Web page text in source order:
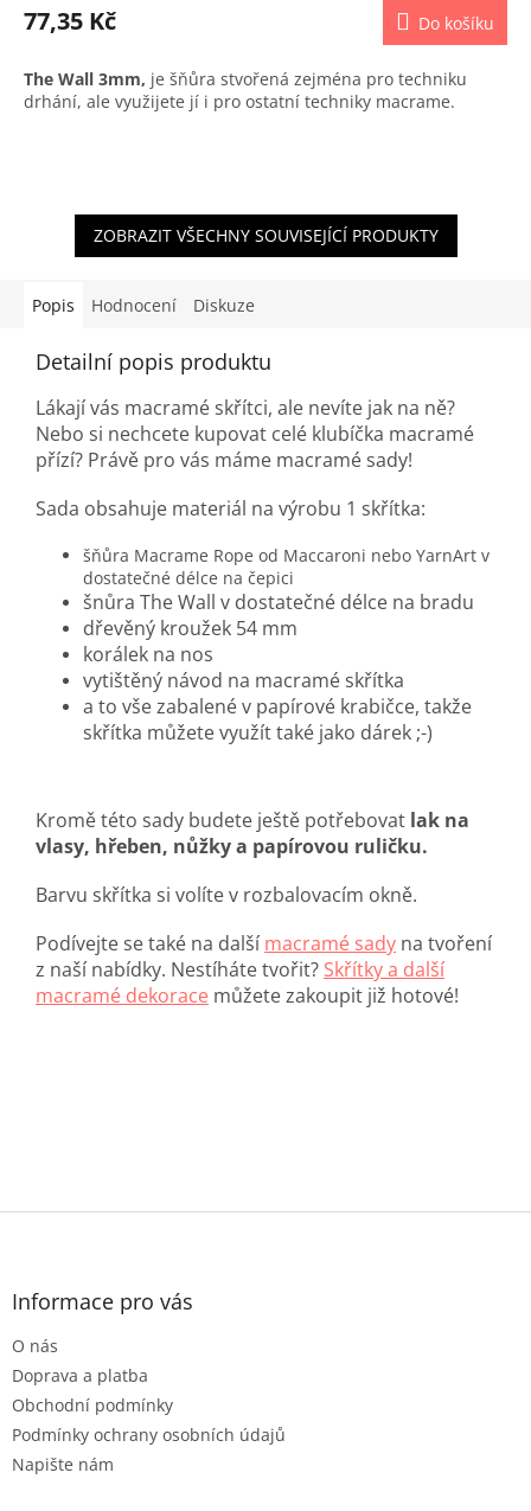
77,35 Kč Do košíku
The Wall 3mm, je šňůra stvořená zejména pro techniku
drhání, ale využijete jí i pro ostatní techniky macrame.
ZOBRAZIT VŠECHNY SOUVISEJÍCÍ PRODUKTY
Popis Hodnocení Diskuze
Detailní popis produktu
Lákají vás macramé skřítci, ale nevíte jak na ně?
Nebo si nechcete kupovat celé klubíčka macramé
přízí? Právě pro vás máme macramé sady!
Sada obsahuje materiál na výrobu 1 skřítka:
šňůra Macrame Rope od Maccaroni nebo YarnArt v
dostatečné délce na čepici
šnůra The Wall v dostatečné délce na bradu
dřevěný kroužek 54 mm
korálek na nos
vytištěný návod na macramé skřítka
a to vše zabalené v papírové krabičce, takže
skřítka můžete využít také jako dárek ;-)
Kromě této sady budete ještě potřebovat lak na
vlasy, hřeben, nůžky a papírovou ruličku.
Barvu skřítka si volíte v rozbalovacím okně.
Podívejte se také na další macramé sady na tvoření
z naší nabídky. Nestíháte tvořit? Skřítky a další
macramé dekorace můžete zakoupit již hotové!
Z
Informace pro vás
O nás
Doprava a platba
Obchodní podmínky
Podmínky ochrany osobních údajů
Napište nám